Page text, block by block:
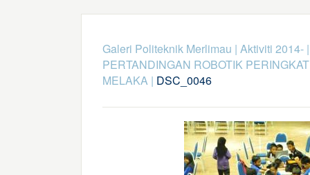
Galeri Politeknik Merlimau | Aktiviti 2014-
PERTANDINGAN ROBOTIK
MELAKA| DSC_0046